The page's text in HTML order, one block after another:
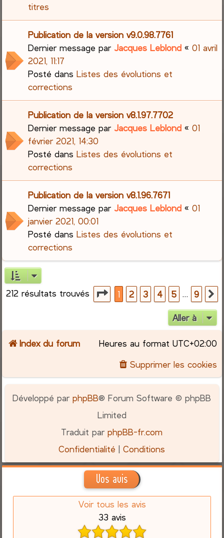
titres
Publication de la version v9.0.98.7761
Dernier message parJacques Leblond «01 avril
2021, 11:17
Posté dansListes des évolutions et
corrections
Publication de la version v8.1.97.7702
Dernier message parJacques Leblond «01
février 2021, 14:30
Posté dansListes des évolutions et
corrections
Publication de la version v8.1.96.7671
Dernier message parJacques Leblond «01
janvier 2021, 00:01
Posté dansListes des évolutions et
corrections
212 résultats trouvés Page1sur
1 2 3 4 5 … 9
Aller à
Index du forum Heures au format UTC+02:00
Supprimer les cookies
Développé parphpBB® Forum Software © phpBB
Limited
Traduit parphpBB-fr.com
Confidentialité |Conditions
Vos avis
Voir tous les avis
33 avis